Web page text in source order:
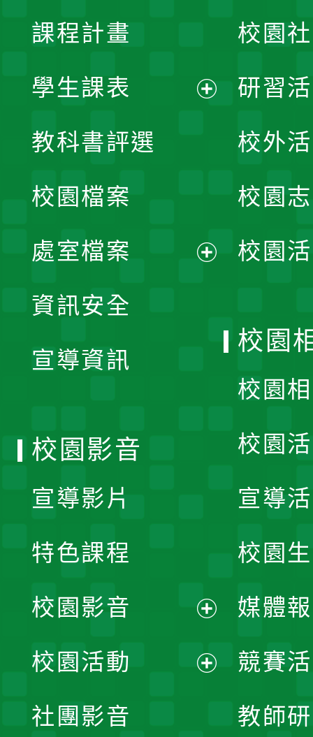
課程計畫
學生課表
單
教科書評選
校園檔案
處室檔案
資訊安全
宣導資訊
校園
研習
校外
校園
校園
校園
校園
校園
宣導
校園
媒體
競賽
教師
校園影音
宣導影片
特色課程
校園影音
開
校園活動
社團影音